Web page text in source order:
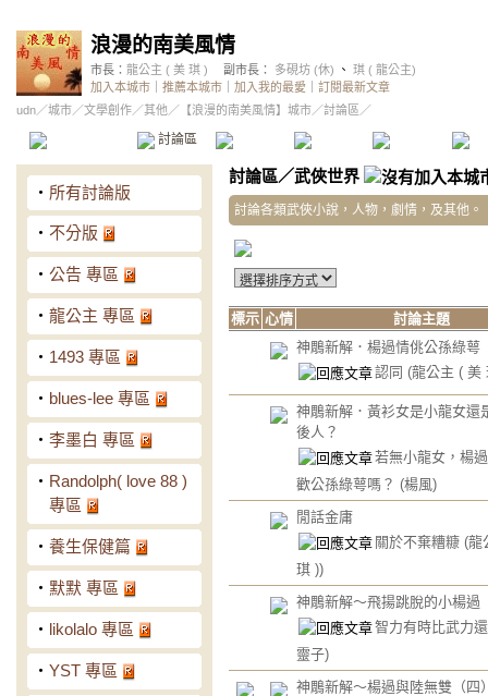
浪漫的南美風情
市長： 龍公主 ( 美 琪 ) 副市長： 多硯坊 (休) 、 琪 ( 龍公主)
加入本城市
推薦本城市 加入我的最愛
訂閱最新文章
udn／城市／文學創作／其他 ／ 【浪漫的南美風情】城市／討論區／
討論區 精華區 投票區 影像館
‧ 所有討論版
‧ 不分版
‧ 公告 專區
‧ 龍公主 專區
‧ 1493 專區
‧ blues-lee 專區
‧ 李墨白 專區
‧ Randolph( love 88 )
專區
‧ 養生保健篇
‧ 默默 專區
‧ likolalo 專區
‧ YST 專區
討論區／武俠世界
討論各類武俠小說，人物，劇情，及其他。
標示 心情
討論主題
神鵰新解．楊過情佻公孫綠萼
認同 (龍公主 ( 美
神鵰新解．黃衫女是小龍女還
後人？
若無小龍女，楊
歡公孫綠萼嗎？ (楊風)
閒話金庸
關於不棄糟糠 (龍
琪 ))
神鵰新解～飛揚跳脫的小楊過
智力有時比武力
靈子)
神鵰新解～楊過與陸無雙（四